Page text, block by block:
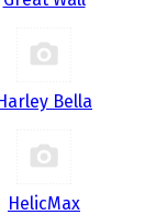
Bella
HelicMax